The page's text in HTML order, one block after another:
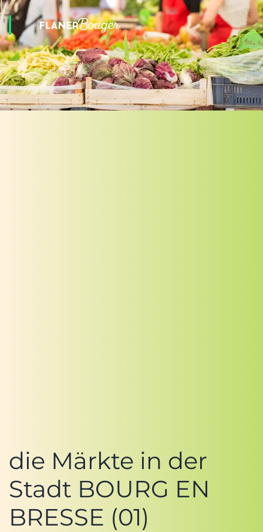
die Märkte in der
Stadt BOURG EN
BRESSE (01)